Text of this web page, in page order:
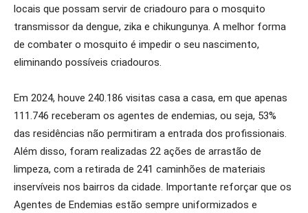
locais que possam servir de criadouro para o mosquito
transmissor da dengue, zika e chikungunya. A melhor forma
de combater o mosquito é impedir o seu nascimento,
eliminando possíveis criadouros.
Em 2024, houve 240.186 visitas casa a casa, em que apenas
111.746 receberam os agentes de endemias, ou seja, 53%
das residências não permitiram a entrada dos profissionais.
Além disso, foram realizadas 22 ações de arrastão de
limpeza, com a retirada de 241 caminhões de materiais
inservíveis nos bairros da cidade. Importante reforçar que os
Agentes de Endemias estão sempre uniformizados e